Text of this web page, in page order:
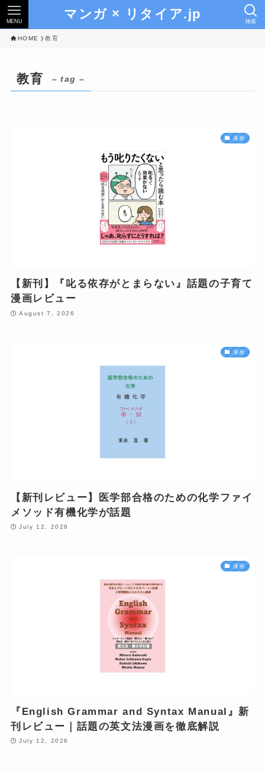
マンガ × リタイア.jp 検索
MENU
HOME 教育
教育 – tag –
漫画
【新刊】『叱る依存がとまらない』話題の子育て
漫画レビュー
August 7, 2026
漫画
【新刊レビュー】医学部合格のための化学ファイ
メソッド有機化学が話題
July 12, 2026
漫画
『English Grammar and Syntax Manual』新
刊レビュー｜話題の英文法漫画を徹底解説
July 12, 2026